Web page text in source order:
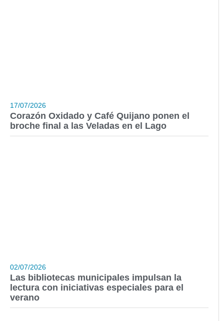
17/07/2026
Corazón Oxidado y Café Quijano ponen el
broche final a las Veladas en el Lago
02/07/2026
Las bibliotecas municipales impulsan la
lectura con iniciativas especiales para el
verano